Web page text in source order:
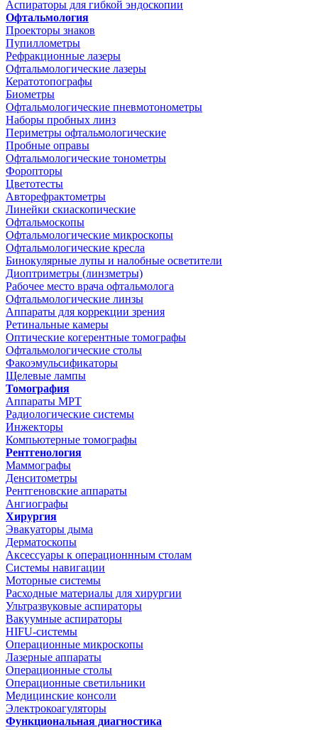
Аспираторы для гибкой эндоскопии
Офтальмология
Проекторы знаков
Пупиллометры
Рефракционные лазеры
Офтальмологические лазеры
Кератотопографы
Биометры
Офтальмологические пневмотонометры
Наборы пробных линз
Периметры офтальмологические
Пробные оправы
Офтальмологические тонометры
Форопторы
Цветотесты
Авторефрактометры
Линейки скиаскопические
Офтальмоскопы
Офтальмологические микроскопы
Офтальмологические кресла
Бинокулярные лупы и налобные осветители
Диоптриметры (линзметры)
Рабочее место врача офтальмолога
Офтальмологические линзы
Аппараты для коррекции зрения
Ретинальные камеры
Оптические когерентные томографы
Офтальмологические столы
Факоэмульсификаторы
Щелевые лампы
Томография
Аппараты МРТ
Радиологические системы
Инжекторы
Компьютерные томографы
Рентгенология
Маммографы
Денситометры
Рентгеновские аппараты
Ангиографы
Хирургия
Эвакуаторы дыма
Дерматоскопы
Аксессуары к операционнным столам
Системы навигации
Моторные системы
Расходные материалы для хирургии
Ультразвуковые аспираторы
Вакуумные аспираторы
HIFU-системы
Операционные микроскопы
Лазерные аппараты
Операционные столы
Операционные светильники
Медицинские консоли
Электрокоагуляторы
Функциональная диагностика